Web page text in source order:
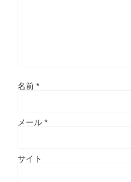
名前 *
メール *
サイト